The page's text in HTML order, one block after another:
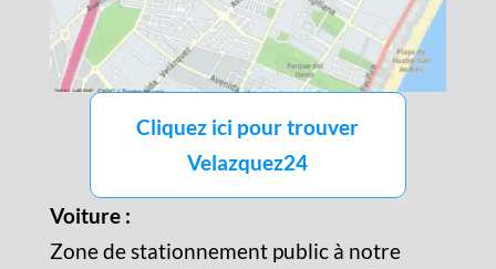
Cliquez ici pour trouver
Velazquez24
Voiture :
Zone de stationnement public à notre